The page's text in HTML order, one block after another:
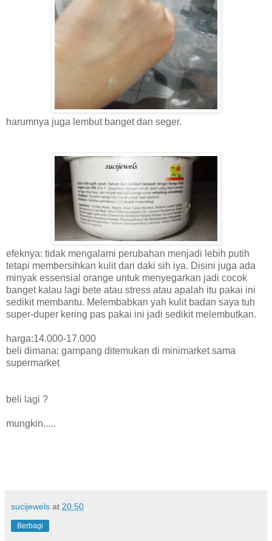
harumnya juga lembut banget dan seger.
efeknya: tidak mengalami perubahan menjadi lebih putih
tetapi membersihkan kulit dari daki sih iya. Disini juga ada
minyak essensial orange untuk menyegarkan jadi cocok
banget kalau lagi bete atau stress atau apalah itu pakai ini
sedikit membantu. Melembabkan yah kulit badan saya tuh
super-duper kering pas pakai ini jadi sedikit melembutkan.
harga:14.000-17.000
beli dimana: gampang ditemukan di minimarket sama
supermarket
beli lagi ?
mungkin.....
sucijewels at 20.50
Berbagi